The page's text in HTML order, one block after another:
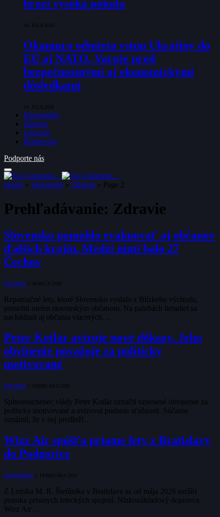
hrozí vysoká pokuta
24. JÚLA 2026
Okamura odmieta vstup Ukrajiny do
EÚ aj NATO. Varuje pred
bezpečnostnými aj ekonomickými
dôsledkami
24. JÚLA 2026
Ekonomika
Zdravie
Lifestyle
Rozhovory
Podporte nás
Home » Slovensko » Zdravie » Page 2
Prehľadávanie: Zdravie
Slovensko pomohlo evakuovať aj občanov
ďalších krajín. Medzi nimi bolo 27
Čechov
POLITIKA 7. MARCA 2026
Repatriačné lety, ktoré Slovensko vyslalo z Blízkeho východu,
pomohli nielen slovenským občanom. Na palubách lietadiel sa
nachádzali aj občania viacerých…
Peter Kotlár avizuje nové dôkazy. Jeho
obvinenie považuje za politicky
motivované
POLITIKA 3. FEBRUÁRA 2026
Splnomocnenec vlády Peter Kotlár označil vznesené obvinenie za
politicky motivované a avizoval podanie sťažnosti. Súčasne
oznámil, že v nej predloží…
Wizz Air spúšťa priame lety z Bratislavy
do Podgorice
EKONOMIKA 3. FEBRUÁRA 2026
Z Letiska M. R. Štefánika v Bratislave sa od mája 2026 rozšíri
ponuka priamych leteckých spojení. Nízkonákladový dopravca
Wizz Air…